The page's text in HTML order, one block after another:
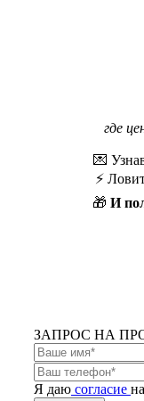
где
💌
⚡️
🎁 И
ЗАПРОС НА
Я даю согласие